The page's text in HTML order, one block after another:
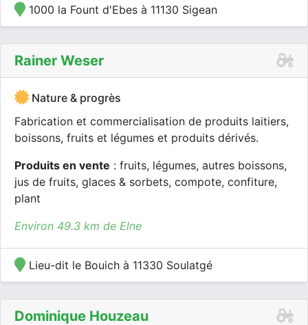
1000 la Fount d'Ebes à 11130 Sigean
Rainer Weser
Nature & progrès
Fabrication et commercialisation de produits laitiers,
boissons, fruits et légumes et produits dérivés.
Produits en vente : fruits, légumes, autres boissons,
jus de fruits, glaces & sorbets, compote, confiture,
plant
Environ 49.3 km de Elne
Lieu-dit le Bouich à 11330 Soulatgé
Dominique Houzeau